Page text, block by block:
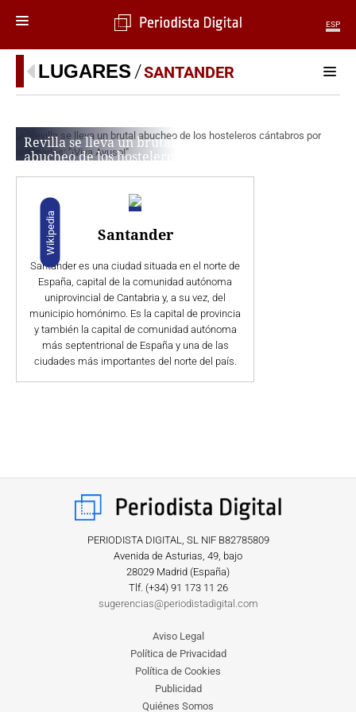
ESP
MENÚ
SECCIONES
MUNDO
PERIODISMO
ECONOMÍA
DEPORTES
CIENCIA
TECNOLOGÍA
CULTURA
TELEVISIÓN
GENTE
MAGAZINE
OTRAS WEBS
CRIMEN Y CASTIGO
GASTRONOMÍA
SALUD
ESCAPARATE
LA RETAGUARDIA
LA BURBUJA
DIRECTORIOS
LUGARES SANTANDER
Revilla se lleva un brutal
abucheo de los hosteleros
ROBERTO MARBÁN BERMEJO
Wikipedia Santander
Santander es una ciudad situada en el norte de
España, capital de la comunidad autónoma
uniprovincial de Cantabria y, a su vez, del
municipio homónimo. Es la capital de provincia
y también la capital de comunidad autónoma
más septentrional de España y una de las
ciudades más importantes del norte del país.
PERIODISTA DIGITAL, SL NIF B82785809
Avenida de Asturias, 49, bajo
28029 Madrid (España)
Tlf. (+34) ‎91 173 11 26
sugerencias@periodistadigital.com
Aviso Legal
Política de Privacidad
Política de Cookies
Publicidad
Quiénes Somos